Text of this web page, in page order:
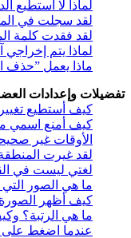
لماذا لا أستطيع
لقد سجلت في
لقد فقدت كلمة
لماذا يتم إخراجي
ماذا يعمل ”حذف
تفضيلات وإعدادات
كيف أستطيع
كيف أمنع اسمي
الأوقات غير
لقد غيرت
لغتي ليست في
ما هي الصور
كيف أظهر الصورة
ما هي الرتبة؟
عندما اضغط